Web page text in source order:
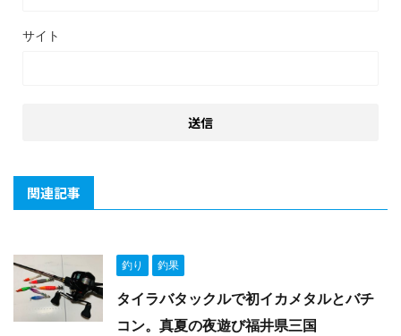
サイト
関連記事
釣り 釣果
タイラバタックルで初イカメタルとバチ
コン。真夏の夜遊び福井県三国